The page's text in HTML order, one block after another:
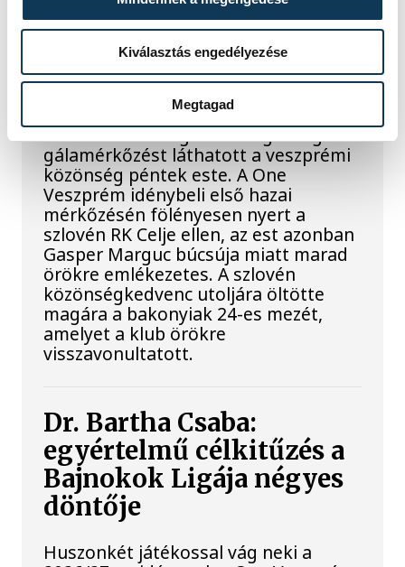
Kiválasztás engedélyezése
Megtagad
könnyek is potyogtak –
Gasper Marguc
elköszönt Veszprémtől
Érzelmekben és gólokban gazdag
gálamérkőzést láthatott a veszprémi
közönség péntek este. A One
Veszprém idénybeli első hazai
mérkőzésén fölényesen nyert a
szlovén RK Celje ellen, az est azonban
Gasper Marguc búcsúja miatt marad
örökre emlékezetes. A szlovén
közönségkedvenc utoljára öltötte
magára a bakonyiak 24-es mezét,
amelyet a klub örökre
visszavonultatott.
Dr. Bartha Csaba:
egyértelmű célkitűzés a
Bajnokok Ligája négyes
döntője
Huszonkét játékossal vág neki a